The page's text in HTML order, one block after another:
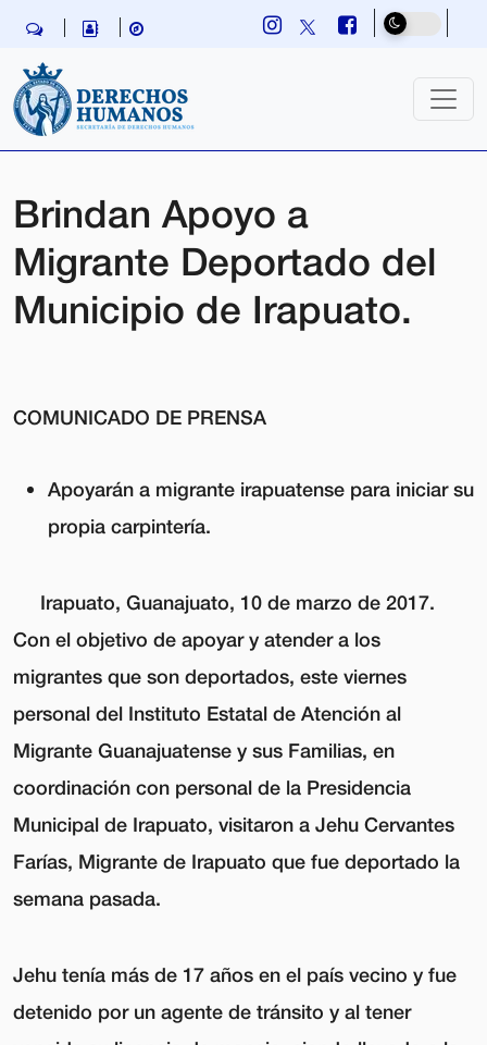
Brindan Apoyo a
Migrante Deportado del
Municipio de Irapuato.
COMUNICADO DE PRENSA
Apoyarán a migrante irapuatense para iniciar su
propia carpintería.
Irapuato, Guanajuato, 10 de marzo de 2017.
Con el objetivo de apoyar y atender a los
migrantes que son deportados, este viernes
personal del Instituto Estatal de Atención al
Migrante Guanajuatense y sus Familias, en
coordinación con personal de la Presidencia
Municipal de Irapuato, visitaron a Jehu Cervantes
Farías, Migrante de Irapuato que fue deportado la
semana pasada.
Jehu tenía más de 17 años en el país vecino y fue
detenido por un agente de tránsito y al tener